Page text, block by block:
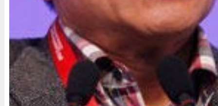
有的发达国家，我们所讲到的多数发达
时地会碰到一些东西，在发达国家，我们
刚刚开始谈，就会有人跳了出来，不管是
议会的议员们，什么人就出来大声疾呼，
人把我们的国家的好东西拿走。这其实常